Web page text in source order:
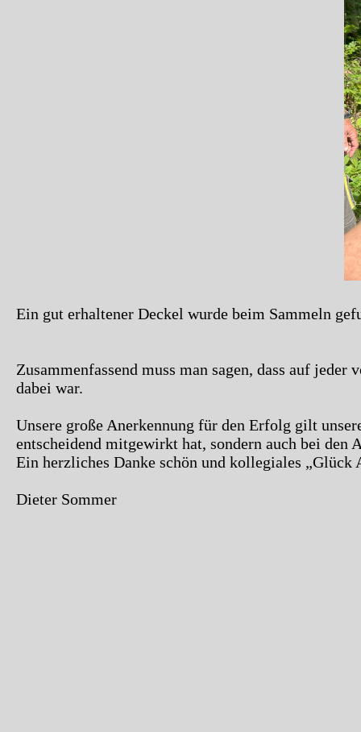
Ein gut erhaltener Deckel wurde beim Sammeln
Zusammenfassend muss man sagen, dass auf
dabei war.
Unsere große Anerkennung für den Erfolg gilt
entscheidend mitgewirkt hat, sondern auch bei den
Ein herzliches Danke schön und kollegiales
Dieter Sommer